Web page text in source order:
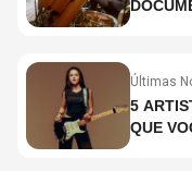
Últimas
5
QUE